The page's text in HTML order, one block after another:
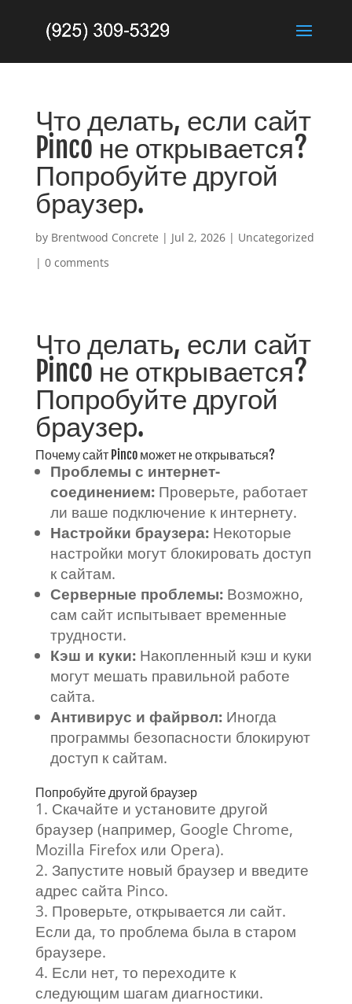
Что делать, если сайт
Pinco не открывается?
Попробуйте другой
браузер.
by Brentwood Concrete | Jul 2, 2026| Uncategorized
| 0 comments
Что делать, если сайт
Pinco не открывается?
Попробуйте другой
браузер.
Почему сайт Pinco может не открываться?
Проблемы с интернет-
соединением:Проверьте, работает
ли ваше подключение к интернету.
Настройки браузера:Некоторые
настройки могут блокировать доступ
к сайтам.
Серверные проблемы:Возможно,
сам сайт испытывает временные
трудности.
Кэш и куки:Накопленный кэш и куки
могут мешать правильной работе
сайта.
Антивирус и файрвол:Иногда
программы безопасности блокируют
доступ к сайтам.
Попробуйте другой браузер
Скачайте и установите другой
браузер (например, Google Chrome,
Mozilla Firefox или Opera).
Запустите новый браузер и введите
адрес сайта Pinco.
Проверьте, открывается ли сайт.
Если да, то проблема была в старом
браузере.
Если нет, то переходите к
следующим шагам диагностики.